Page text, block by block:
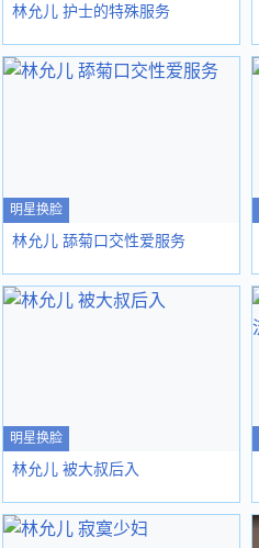
林允儿 护士的特殊服务
明星换脸
林允儿 舔菊口交性爱服务
明星换脸
林允儿 被大叔后入